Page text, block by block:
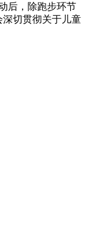
后，除跑步环节
切贯彻关于儿童